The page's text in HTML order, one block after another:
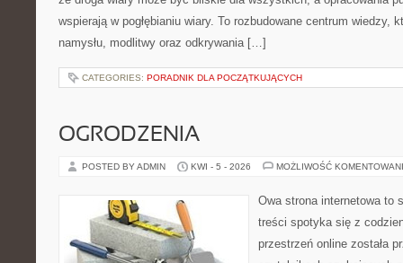
wspierają w pogłębianiu wiary. To rozbudowane centrum wiedzy,
namysłu, modlitwy oraz odkrywania […]
CATEGORIES: PORADNIK DLA POCZĄTKUJĄCYCH
OGRODZENIA
POSTED BY ADMIN KWI - 5 - 2026 MOŻLIWOŚĆ
Owa strona internetowa to
treści spotyka się z
przestrzeń online została